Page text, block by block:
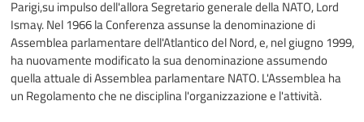
Parigi,su impulso dell'allora Segretario generale della NATO, Lord
Ismay. Nel 1966 la Conferenza assunse la denominazione di
Assemblea parlamentare dell'Atlantico del Nord, e, nel giugno 1999,
ha nuovamente modificato la sua denominazione assumendo
quella attuale di Assemblea parlamentare NATO. L'Assemblea ha
un Regolamento che ne disciplina l'organizzazione e l'attività.